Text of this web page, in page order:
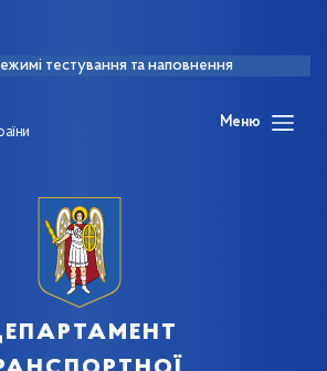
тестування та наповнення
Меню